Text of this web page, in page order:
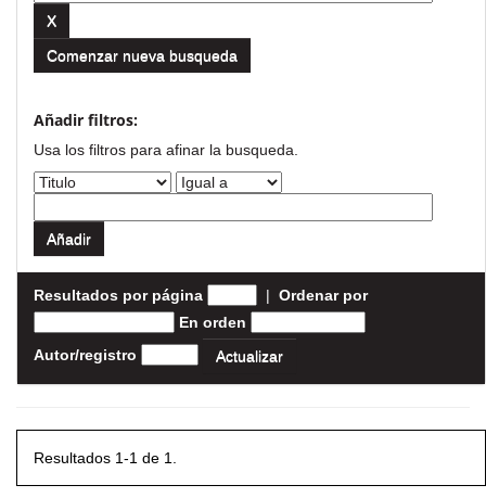
Comenzar nueva busqueda
Añadir filtros:
Usa los filtros para afinar la busqueda.
Resultados por página | Ordenar por
En orden
Autor/registro
Resultados 1-1 de 1.